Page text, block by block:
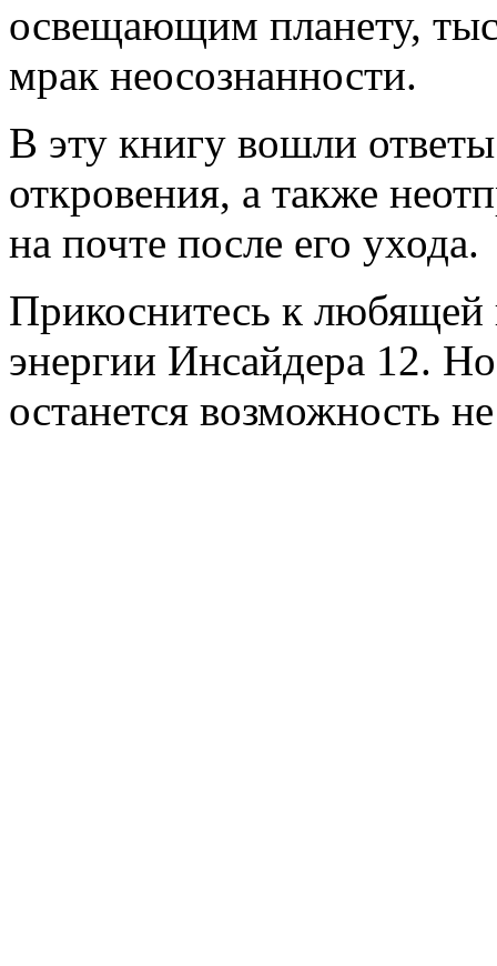
освещающим планету,
мрак неосознанности.
В эту книгу вошли
откровения, а также
на почте после его ухода.
Прикоснитесь к
энергии Инсайдера 12.
останется возможность